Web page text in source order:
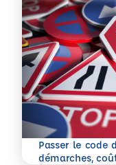
Passer le code
démarches,
En savoir plus